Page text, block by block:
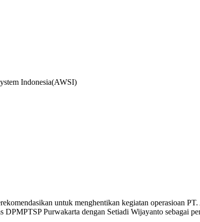
Indonesia(AWSI)
untuk menghentikan kegiatan operasioan
DPMPTSP Purwakarta dengan Setiadi Wijayanto sebagai